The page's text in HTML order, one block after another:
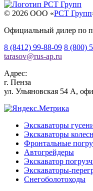
© 2026 OOO «РСТ Групп
Официальный дилер по
8 (8412) 99-88-09 8 (800)
tarasov@rus-ap.ru
Адрес:
г. Пенза
ул. Ульяновская 54 А,
Экскаваторы
Экскаваторы
Фронтальные
Автогрейдеры
Экскаватор
Экскаваторы-
Снегоболотоходы